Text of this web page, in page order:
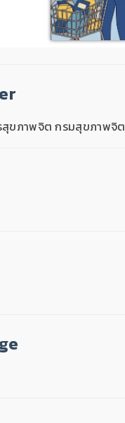
สุขภาพจิต กรมสุขภาพจิต